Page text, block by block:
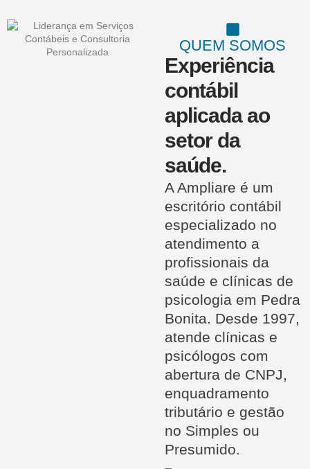
QUEM SOMOS
Experiência
contábil
aplicada ao
setor da
saúde.
A Ampliare é um
escritório contábil
especializado no
atendimento a
profissionais da
saúde e clínicas de
psicologia em Pedra
Bonita. Desde 1997,
atende clínicas e
psicólogos com
abertura de CNPJ,
enquadramento
tributário e gestão
no Simples ou
Presumido.